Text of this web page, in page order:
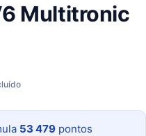
Multitronic
53 479 pontos